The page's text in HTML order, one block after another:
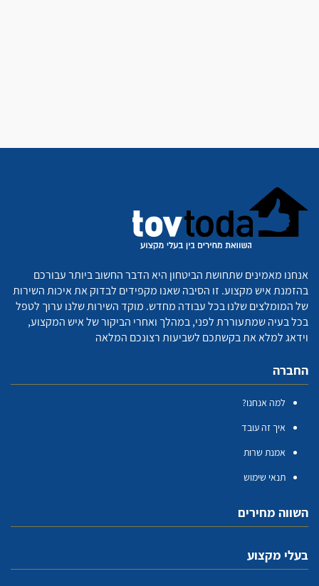
אנחנו מאמינים שתחושת הביטחון היא הדבר החשוב ביותר עבורכם
בהזמנת איש מקצוע. זו הסיבה שאנו מקפידים לבדוק את איכות השירות
של המומלצים שלנו בכל עבודה מחדש. מוקד השירות שלנו ערוך לטפל
בכל בעיה שמתעוררת לפני, במהלך ואחרי הביקור של איש המקצוע,
וידאג למלא את בקשתכם לשביעות רצונכם המלאה
החברה
למה אנחנו?
איך זה עובד
אמנת שרות
תנאי שימוש
השווה מחירים
בעלי מקצוע